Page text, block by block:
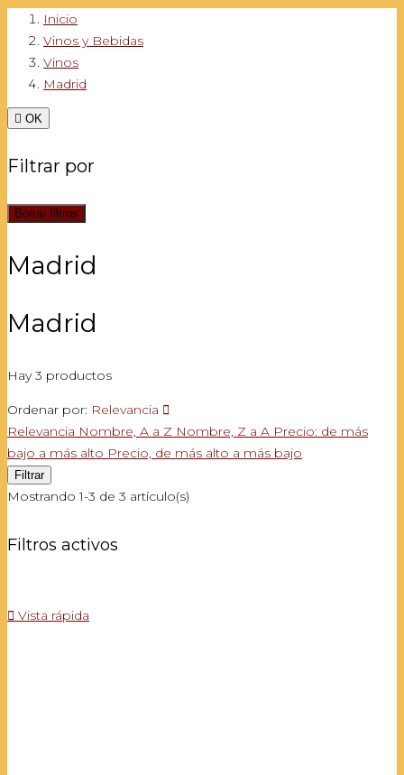
Inicio
Vinos y Bebidas
Vinos
Madrid
 OK
Filtrar por
Borrar filtros
Madrid
Madrid
Hay 3 productos
Ordenar por: Relevancia 
Relevancia Nombre, A a Z Nombre, Z a A Precio: de más
bajo a más alto Precio, de más alto a más bajo
Filtrar
Mostrando 1-3 de 3 artículo(s)
Filtros activos
 Vista rápida